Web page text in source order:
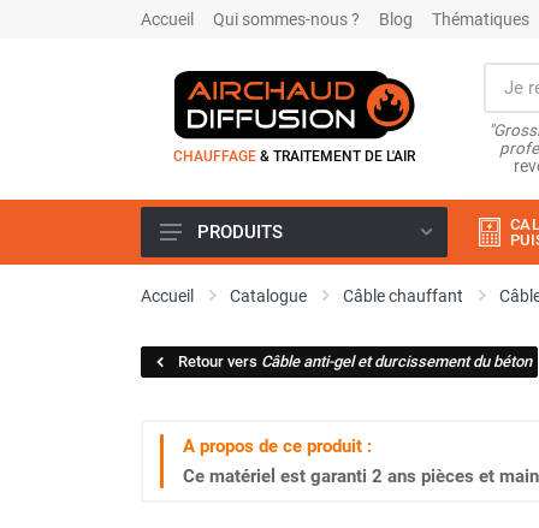
Accueil Qui sommes-nous ? Blog Thématiques
CHAUFFAGE & TRAITEMENT DE L'AIR
Climatiseur
Climatiseur mobile résidentiel et
Rafraîchisseur d'air
Rafraichisseur d'air mobile
PRODUITS
Accueil Catalogue Câble chauffant
Retour vers Câble anti-gel et durcissement du béton
A propos de ce produit :
Ce matériel est garanti 2 ans pièces et